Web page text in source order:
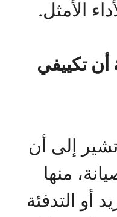
الأمثل.
تكييفي
إلى أن
منها
أو التدفئة